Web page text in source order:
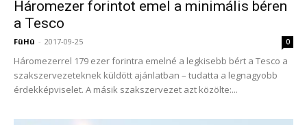
Háromezer forintot emel a minimális béren
a Tesco
FüHü - 2017-09-25 0
Háromezerrel 179 ezer forintra emelné a legkisebb bért a Tesco a
szakszervezeteknek küldött ajánlatban – tudatta a legnagyobb
érdekképviselet. A másik szakszervezet azt közölte:...